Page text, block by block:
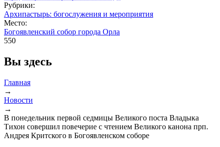
Рубрики:
Архипастырь: богослужения и мероприятия
Место:
Богоявленский собор города Орла
550
Вы здесь
Главная
→
Новости
→
В понедельник первой седмицы Великого поста Владыка
Тихон совершил повечерие с чтением Великого канона прп.
Андрея Критского в Богоявленском соборе